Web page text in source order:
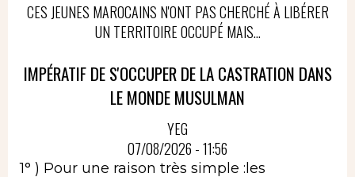
CES JEUNES MAROCAINS N'ONT PAS CHERCHÉ À LIBÉRER
UN TERRITOIRE OCCUPÉ MAIS...
IMPÉRATIF DE S'OCCUPER DE LA CASTRATION DANS
LE MONDE MUSULMAN
YEG
07/08/2026 - 11:56
1° ) Pour une raison très simple :les